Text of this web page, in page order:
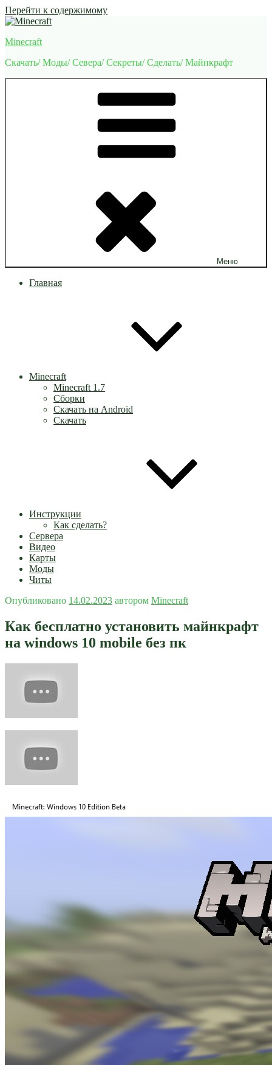
Перейти к содержимому
Minecraft
Скачать/ Моды/ Севера/ Секреты/ Сделать/ Майнкрафт
Меню
Главная
Minecraft
Minecraft 1.7
Сборки
Скачать на Android
Скачать
Инструкции
Как сделать?
Сервера
Видео
Карты
Моды
Читы
Опубликовано 14.02.2023 автором Minecraft
Как бесплатно установить майнкрафт
на windows 10 mobile без пк